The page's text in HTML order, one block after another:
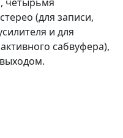
(для записи,
и для
сабвуфера),